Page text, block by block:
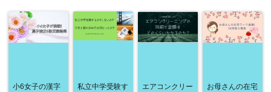
小6女子の漢字
私立中学受験す
エアコンクリー
お母さんの在宅